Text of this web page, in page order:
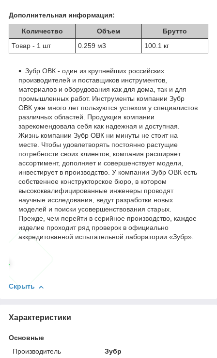
Дополнительная информация:
Количество Объем
Брутто
Товар - 1 шт
0.259 м3 100.1 кг
Зубр ОВК - один из крупнейших российских
производителей и поставщиков инструментов,
материалов и оборудования как для дома, так и для
промышленных работ. Инструменты компании Зубр
ОВК уже много лет пользуются успехом у специалистов
различных областей. Продукция компании
зарекомендовала себя как надежная и доступная.
Жизнь компании Зубр ОВК ни минуты не стоит на
месте. Чтобы удовлетворять постоянно растущие
потребности своих клиентов, компания расширяет
ассортимент, дополняет и совершенствует модели,
инвестирует в производство. У компании Зубр ОВК есть
собственное конструкторское бюро, в котором
высококвалифицированные инженеры проводят
научные исследования, ведут разработки новых
моделей и поиски усовершенствования старых.
Прежде, чем перейти в серийное производство, каждое
изделие проходит ряд проверок в официально
аккредитованной испытательной лаборатории «Зубр».
Скрыть
Характеристики
Основные
Производитель
Зубр